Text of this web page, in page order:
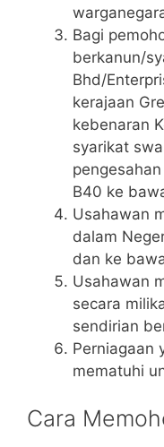
Bagi
berkanun/
Bhd/
kerajaan
kebenaran
syarikat
B40 ke
Usahawan
dalam
dan ke
Usahawan
secara
sendirian
Perniagaan
mematuhi
Cara